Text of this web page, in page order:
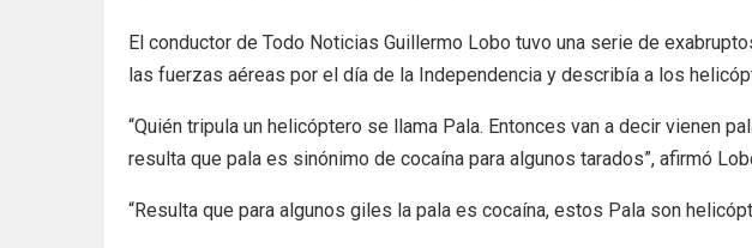
El conductor de Todo Noticias Guillermo Lobo tuvo una serie de
las fuerzas aéreas por el día de la Independencia y describía a los
“Quién tripula un helicóptero se llama Pala. Entonces van a decir vienen
resulta que pala es sinónimo de cocaína para algunos tarados”, afirmó
“Resulta que para algunos giles la pala es cocaína, estos Pala son